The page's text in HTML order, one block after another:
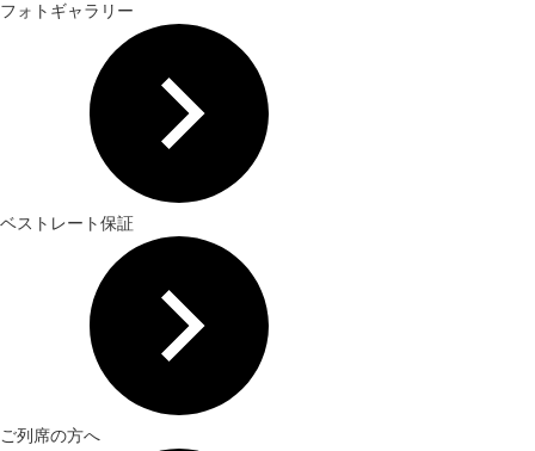
フォトギャラリー
ベストレート保証
ご列席の方へ